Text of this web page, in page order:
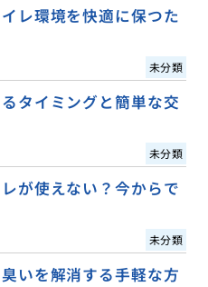
レ環境を快適に保つた
未分類
タイミングと簡単な交
未分類
が使えない？今からで
未分類
いを解消する手軽な方